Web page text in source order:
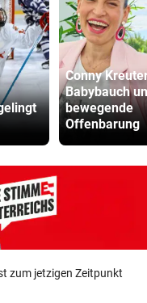
Conny
Babybauch
bewegende
Offenbarung
zum jetzigen Zeitpunkt